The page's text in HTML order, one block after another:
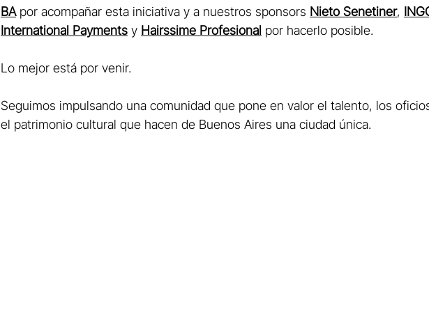
BA por acompañar esta iniciativa y a nuestros sponsors Nieto Senetiner,
International Payments y Hairssime Profesional por hacerlo posible.
Lo mejor está por venir.
Seguimos impulsando una comunidad que pone en valor el talento, los
el patrimonio cultural que hacen de Buenos Aires una ciudad única.